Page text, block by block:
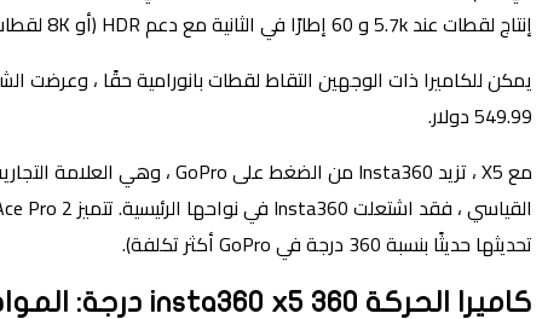
إنتاج لقطات عند 5.7k و 60 إطارًا في الثانية مع دعم HDR (أو 8K لقطات غير HDR). ليس سيئًا للكاميرا التي يمكن أن تتناسب مع جيبك.
549.99 دولار.
تحديثها حديثًا بنسبة 360 درجة في GoPro أكثر تكلفة).
كاميرا الحركة insta360 x5 360 درجة: المواصفات الرئيسية